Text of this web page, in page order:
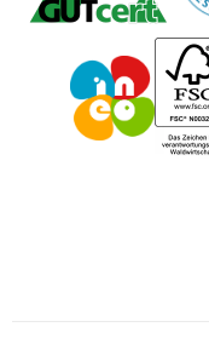
Tinte / Toner
Geschichte
Impressum
Karriere
Kataloge